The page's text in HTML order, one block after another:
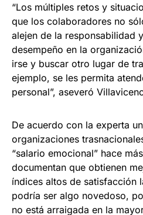
“Los múltiples retos y
que los colaboradores no
alejen de la responsabilidad
desempeño en la
irse y buscar otro lugar de
ejemplo, se les permita
personal”, aseveró
De acuerdo con la experta
organizaciones
“salario emocional” hace
documentan que obtienen
índices altos de satisfacción
podría ser algo novedoso,
no está arraigada en la